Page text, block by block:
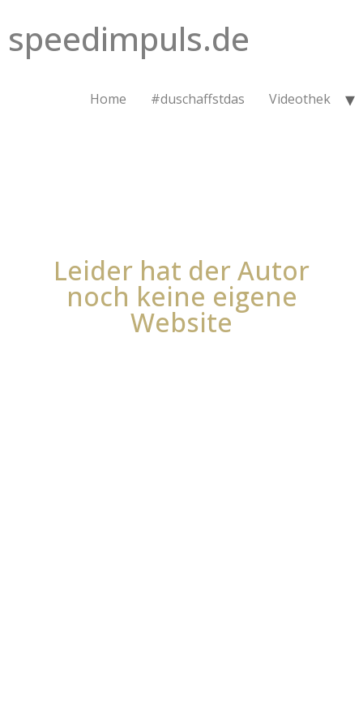
speedimpuls.de
Home #duschaffstdas Videothek
Leider hat der Autor
noch keine eigene
Website